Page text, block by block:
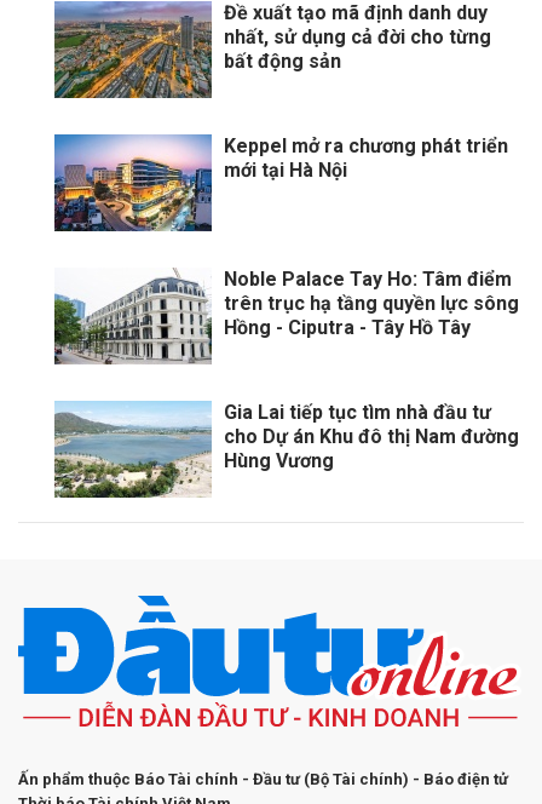
Đề xuất tạo mã định danh duy
nhất, sử dụng cả đời cho từng
bất động sản
Keppel mở ra chương phát triển
mới tại Hà Nội
Noble Palace Tay Ho: Tâm điểm
trên trục hạ tầng quyền lực sông
Hồng - Ciputra - Tây Hồ Tây
Gia Lai tiếp tục tìm nhà đầu tư
cho Dự án Khu đô thị Nam đường
Hùng Vương
Ấn phẩm thuộc Báo Tài chính - Đầu tư (Bộ Tài chính) - Báo điện tử